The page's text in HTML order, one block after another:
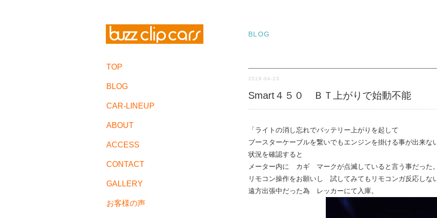
TOP
BLOG
CAR-LINEUP
ABOUT
ACCESS
CONTACT
GALLERY
お客様の声
BLOG
2019-04-23
Smart４５０ ＢＴ上がりで始動不能
「ライトの消し忘れでバッテリー上がりを起して
ブースターケーブルを繋いでもエンジンを掛ける事が出来な
状況を確認すると
メーター内に カギ マークが点滅していると言う事だった。
リモコン操作をお願いし 試してみてもリモコンガ反応しない
遠方出張中だった為 レッカーにて入庫。